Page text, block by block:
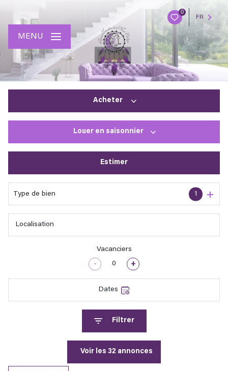
0
FR
MENU
Acheter
Louer en saisonnier
Estimer
Type de bien 1
Vacanciers
- +
Dates
Filtrer
Voir les 32 annonces